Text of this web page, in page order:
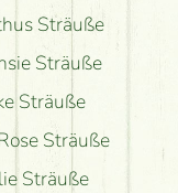
Sträuße
Sträuße
Sträuße
Sträuße
Sträuße